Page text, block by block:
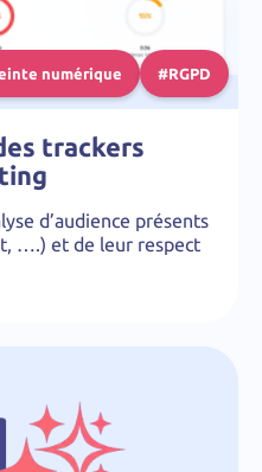
numérique #RGPD
trackers
d’audience présents
….) et de leur respect